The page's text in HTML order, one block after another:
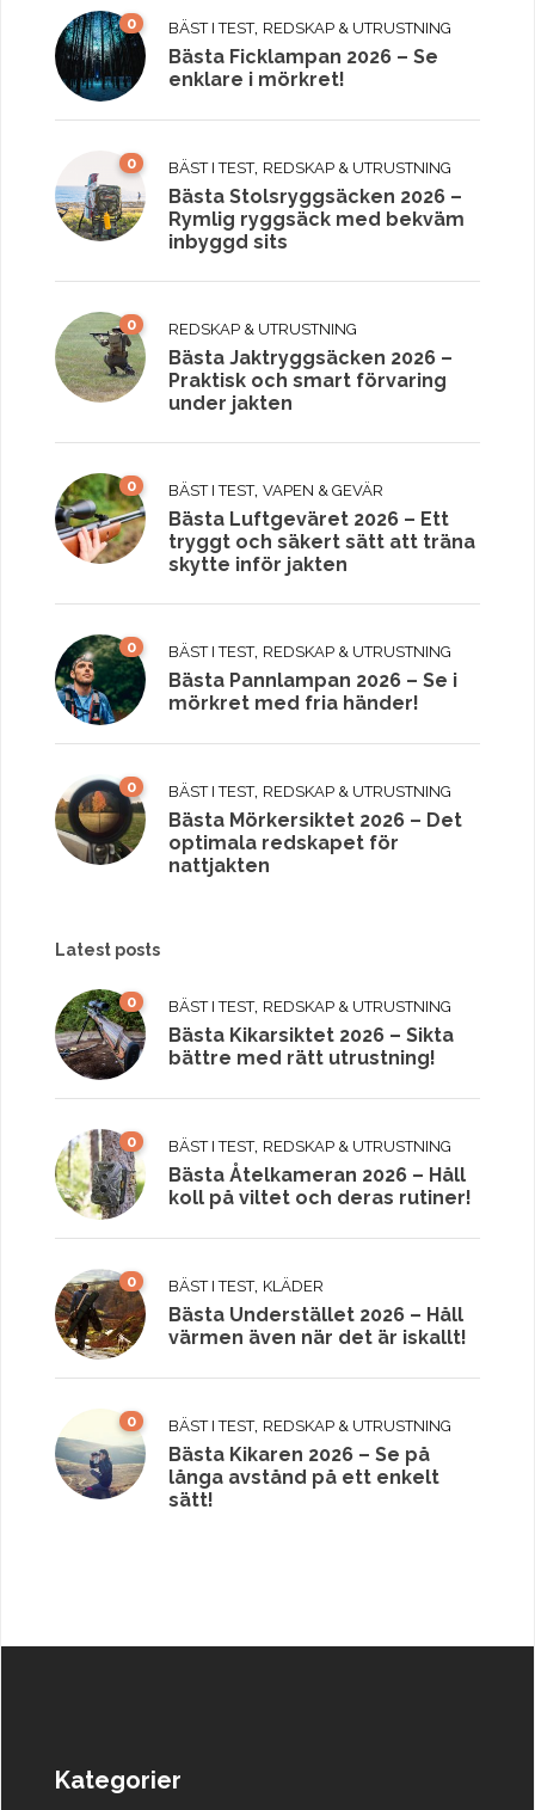
0 BÄST I TEST, REDSKAP & UTRUSTNING
Bästa Ficklampan 2026 – Se
enklare i mörkret!
0 BÄST I TEST, REDSKAP & UTRUSTNING
Bästa Stolsryggsäcken 2026 –
Rymlig ryggsäck med bekväm
inbyggd sits
0 REDSKAP & UTRUSTNING
Bästa Jaktryggsäcken 2026 –
Praktisk och smart förvaring
under jakten
0 BÄST I TEST, VAPEN & GEVÄR
Bästa Luftgeväret 2026 – Ett
tryggt och säkert sätt att träna
skytte inför jakten
0 BÄST I TEST, REDSKAP & UTRUSTNING
Bästa Pannlampan 2026 – Se i
mörkret med fria händer!
0 BÄST I TEST, REDSKAP & UTRUSTNING
Bästa Mörkersiktet 2026 – Det
optimala redskapet för
nattjakten
Latest posts
0 BÄST I TEST, REDSKAP & UTRUSTNING
Bästa Kikarsiktet 2026 – Sikta
bättre med rätt utrustning!
0 BÄST I TEST, REDSKAP & UTRUSTNING
Bästa Åtelkameran 2026 – Håll
koll på viltet och deras rutiner!
0 BÄST I TEST, KLÄDER
Bästa Understället 2026 – Håll
värmen även när det är iskallt!
0 BÄST I TEST, REDSKAP & UTRUSTNING
Bästa Kikaren 2026 – Se på
långa avstånd på ett enkelt
sätt!
Kategorier